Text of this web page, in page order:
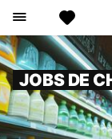
JOBS DE